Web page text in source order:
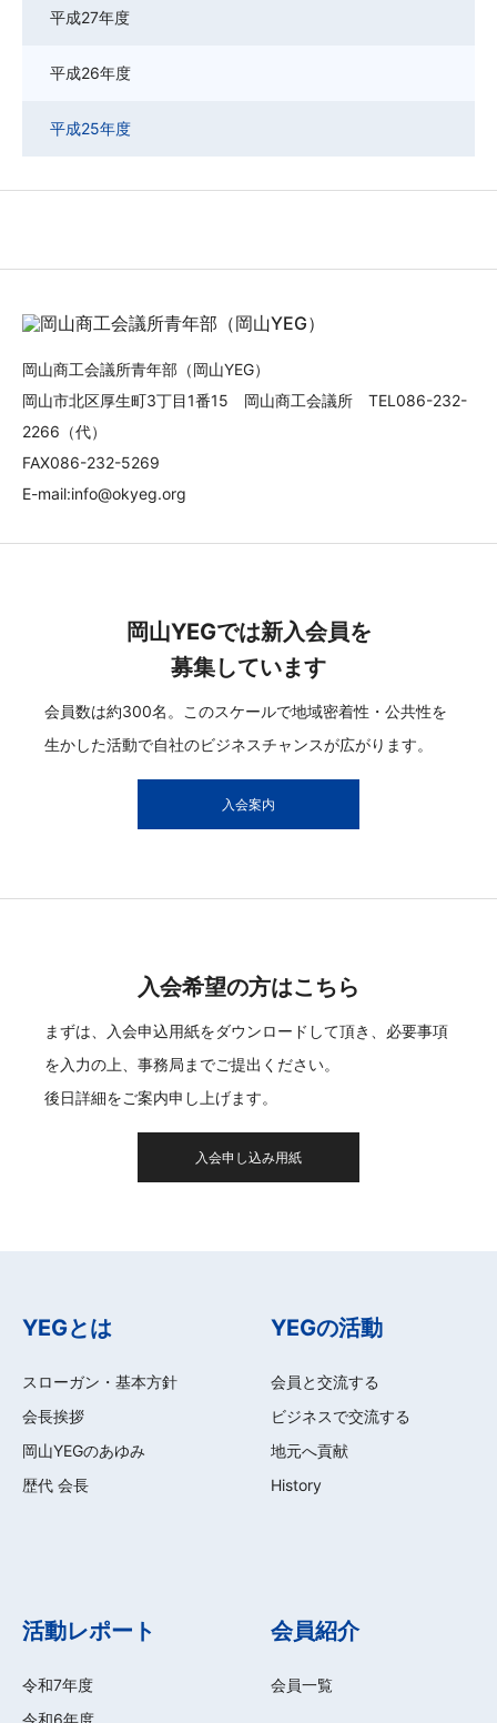
平成27年度
平成26年度
平成25年度
岡山商工会議所青年部（岡山YEG）
岡山市北区厚生町3丁目1番15 岡山商工会議所 TEL086-232-
2266（代）
FAX086-232-5269
E-mail:info@okyeg.org
岡山YEGでは新入会員を
募集しています
会員数は約300名。このスケールで地域密着性・公共性を
生かした活動で自社のビジネスチャンスが広がります。
入会案内
入会希望の方はこちら
まずは、入会申込用紙をダウンロードして頂き、必要事項
を入力の上、事務局までご提出ください。
後日詳細をご案内申し上げます。
入会申し込み用紙
YEGとは
スローガン・基本方針
会長挨拶
岡山YEGのあゆみ
歴代 会長
YEGの活動
会員と交流する
ビジネスで交流する
地元へ貢献
History
活動レポート
令和7年度
令和6年度
会員紹介
会員一覧